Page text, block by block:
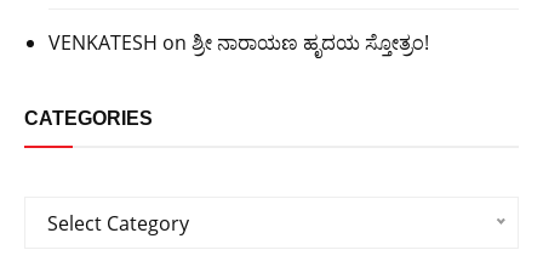
VENKATESH on ಶ್ರೀ ನಾರಾಯಣ ಹೃದಯ ಸ್ತೋತ್ರಂ!
CATEGORIES
Categories
Select Category